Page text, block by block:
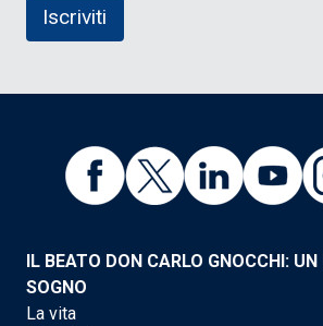
IL BEATO DON CARLO GNOCCHI:
SOGNO
La vita